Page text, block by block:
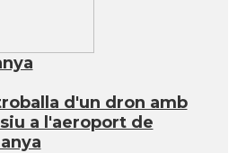
d'un dron amb
a l'aeroport de